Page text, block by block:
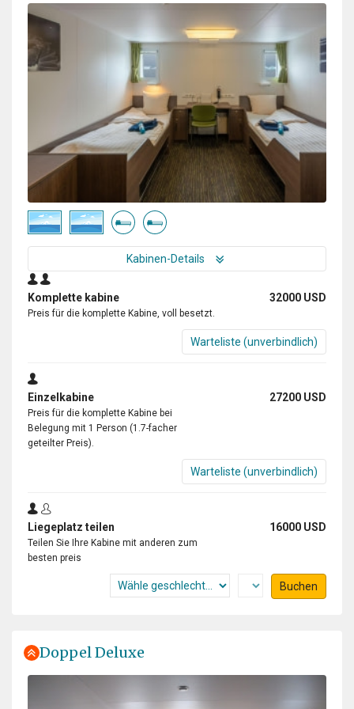
Kabinen-Details
Komplette kabine 32000 USD
Preis für die komplette Kabine, voll besetzt.
Warteliste (unverbindlich)
Einzelkabine 27200 USD
Preis für die komplette Kabine bei
Belegung mit 1 Person (1.7-facher
geteilter Preis).
Warteliste (unverbindlich)
Liegeplatz teilen 16000 USD
Teilen Sie Ihre Kabine mit anderen zum
besten preis
Buchen
Doppel Deluxe